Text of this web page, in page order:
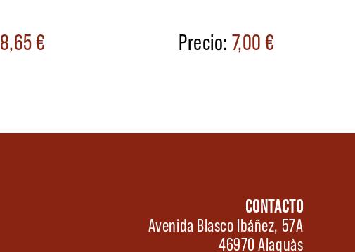
8,65€ 7,00€
CONTACTO
Avenida Blasco Ibáñez, 57A
46970 Alaquàs